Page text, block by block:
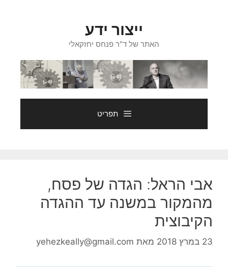
ייצור ידע
האתר של ד"ר פנחס יחזקאלי
תפריט
אבי הראל: הגדה של פסח,
מהמקור במשנה עד ההגדה
הקיבוצית
23 במרץ 2018 מאת yehezkeally@gmail.com